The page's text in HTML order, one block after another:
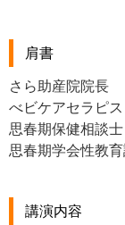
肩書
さら助産院院長
べビケアセラピス
思春期保健相談士
思春期学会性教
講演内容